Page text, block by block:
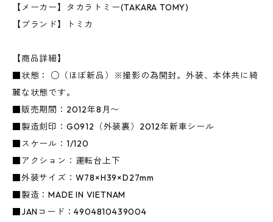
【メーカー】タカラトミー(TAKARA TOMY)
【ブランド】トミカ
【商品詳細】
■状態： ○（ほぼ新品）※撮影の為開封。外装、本体共に綺
麗な状態です。
■販売期間：2012年8月〜
■製造刻印：G0912（外装裏）2012年新車シール
■スケール：1/120
■アクション：運転台上下
■外装サイズ：W78×H39×D27mm
■製造：MADE IN VIETNAM
■JANコード：4904810439004